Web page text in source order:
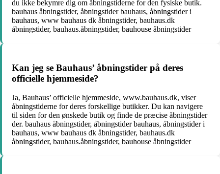
du ikke bekymre dig om åbningstiderne for den fysiske butik.
bauhaus åbningstider, åbningstider bauhaus, åbningstider i
bauhaus, www bauhaus dk åbningstider, bauhaus.dk
åbningstider, bauhaus.åbningstider, bauhouse åbningstider
Kan jeg se Bauhaus’ åbningstider på deres
officielle hjemmeside?
Ja, Bauhaus’ officielle hjemmeside, www.bauhaus.dk, viser
åbningstiderne for deres forskellige butikker. Du kan navigere
til siden for den ønskede butik og finde de præcise åbningstider
der. bauhaus åbningstider, åbningstider bauhaus, åbningstider i
bauhaus, www bauhaus dk åbningstider, bauhaus.dk
åbningstider, bauhaus.åbningstider, bauhouse åbningstider